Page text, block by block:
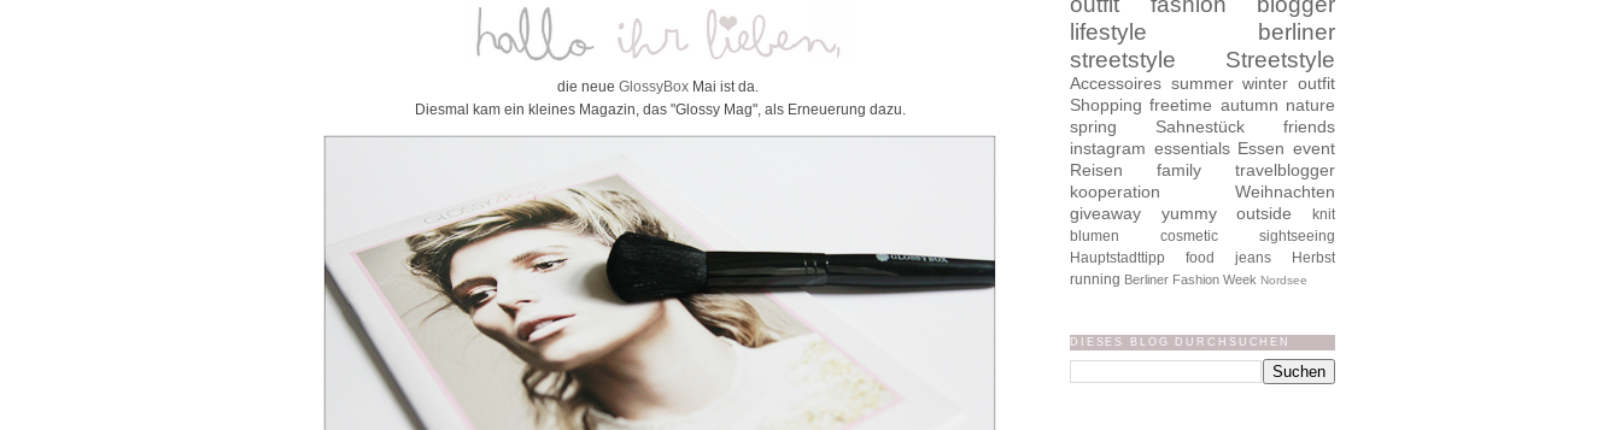
die neue GlossyBox Mai ist da.
Diesmal kam ein kleines Magazin, das "Glossy Mag", als Erneuerung dazu.
lifestyle
berliner
streetstyle
Streetstyle
Accessoires summer winter outfit
Shopping freetime autumn nature
spring
Sahnestück
friends
instagram essentials Essen event
Reisen
family
travelblogger
kooperation
Weihnachten
giveaway
yummy outside
knit
blumen
cosmetic
sightseeing
Hauptstadttipp
food jeans
Herbst
running Berliner Fashion Week Nordsee
DIESES BLOG DURCHSUCHEN